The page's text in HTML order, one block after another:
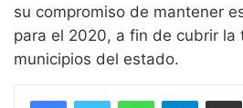
su compromiso de mantener
para el 2020, a fin de cubrir la
municipios del estado.
WhatsAppTelegram